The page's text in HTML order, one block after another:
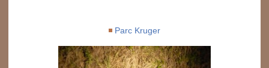
Parc Kruger